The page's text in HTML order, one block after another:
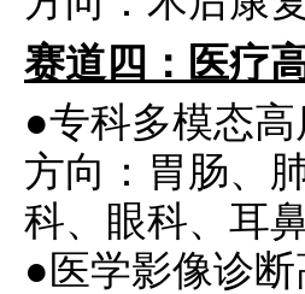
赛道四：医疗
●专科多模态
方向：胃肠、
科、眼科、耳
●医学影像诊